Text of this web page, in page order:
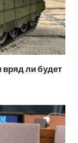
вряд ли будет